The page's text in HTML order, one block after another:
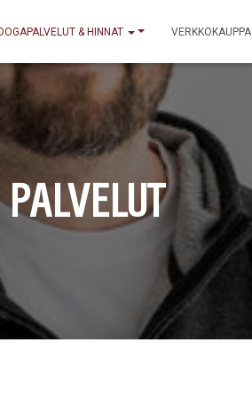
& HINNAT VERKKOKAUPPA
PALVELUT